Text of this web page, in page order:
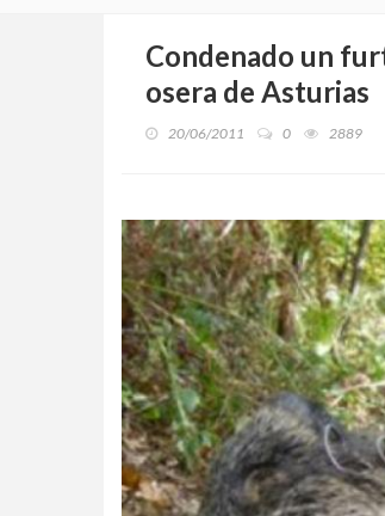
Condenado un
osera de Asturias
20/06/2011 0 2889